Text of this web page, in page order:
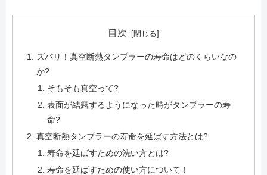
目次
ズバリ！真空断熱タンブラーの寿命はどのくらいなの
か?
そもそも真空って?
表面が結露するようになった時がタンブラーの寿
命?
真空断熱タンブラーの寿命を延ばす方法とは?
寿命を延ばすための洗い方とは?
寿命を延ばすための使い方について！